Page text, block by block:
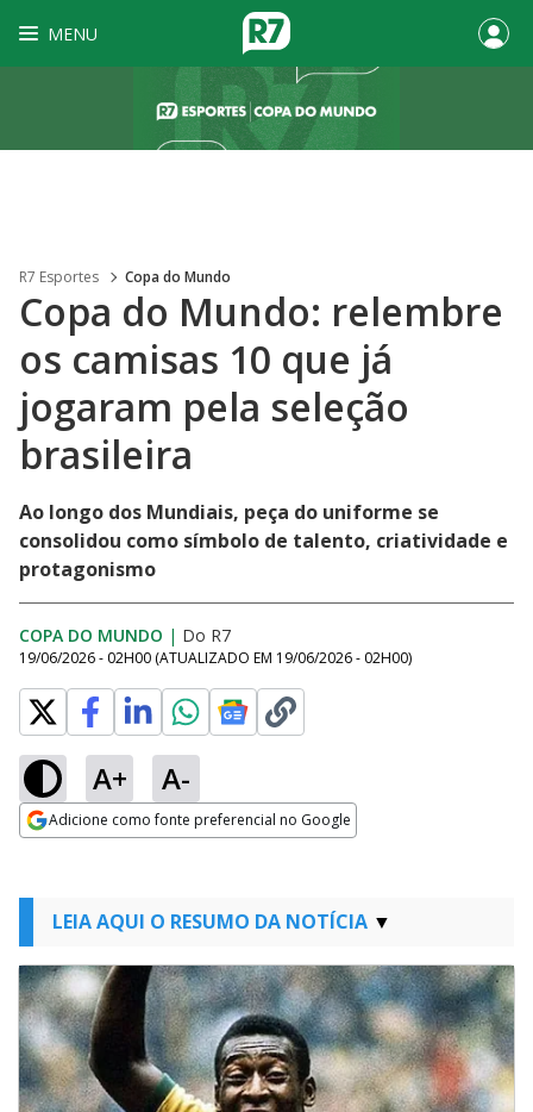
MENU
R7 Esportes Copa do Mundo
Copa do Mundo: relembre
os camisas 10 que já
jogaram pela seleção
brasileira
Ao longo dos Mundiais, peça do uniforme se
consolidou como símbolo de talento, criatividade e
protagonismo
COPA DO MUNDO | Do R7
19/06/2026 - 02H00 (ATUALIZADO EM 19/06/2026 - 02H00)
A+ A-
Adicione como fonte preferencial no Google
LEIA AQUI O RESUMO DA NOTÍCIA